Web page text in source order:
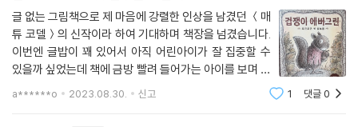
습니다.
손 그림에 더해 4개의 이야기 챕터로 구분한 형식은 요즘 그림책에서 쉽게
볼 수 없는 구성이라 어린이들에게는 낯설지만 새로운 즐거움을, 어른들에
게는 고전 그림책의 추억을 떠올리게 하는 특별한 그림책입니다.
글 없는 그림책으로 제 마음에 강렬한 인상을 남겼던 ＜매
튜 코델＞의 신작이라 하여 기대하며 책장을 넘겼습니다.
이번엔 글밥이 꽤 있어서 아직 어린아이가 잘 집중할 수
있을까 싶었는데 책에 금방 빨려 들어가는 아이를 보며 글
없는 그림책뿐 아니라 작가님은 타고난 이야기꾼이었다
a******o 2023.08.30. 신고 1 댓글0